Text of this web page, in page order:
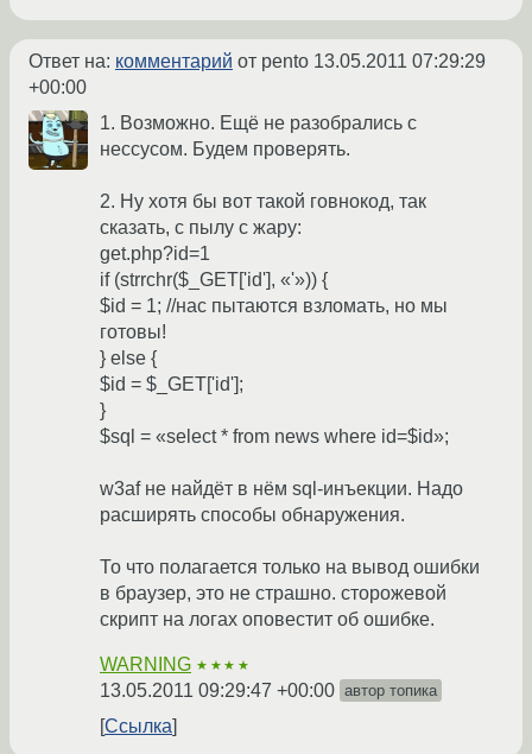
Ответ на: комментарий от pento 13.05.2011 07:29:29
+00:00
1. Возможно. Ещё не разобрались с
нессусом. Будем проверять.
2. Ну хотя бы вот такой говнокод, так
сказать, с пылу с жару:
get.php?id=1
if (strrchr($_GET['id'], «'»)) {
$id = 1; //нас пытаются взломать, но мы
готовы!
} else {
$id = $_GET['id'];
}
$sql = «select * from news where id=$id»;
w3af не найдёт в нём sql-инъекции. Надо
расширять способы обнаружения.
То что полагается только на вывод ошибки
в браузер, это не страшно. сторожевой
скрипт на логах оповестит об ошибке.
WARNING ★★★★
13.05.2011 09:29:47 +00:00 автор топика
Ссылка